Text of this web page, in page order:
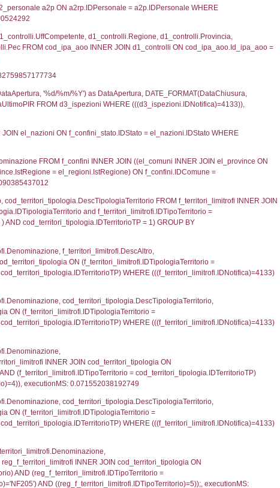
`userlevelid` = -2, executionMS:
`userlevels`, executionMS:
WHERE `userlevelid` = -2, executionMS:
FROM `userlevelpermissions` WHERE
as localita, el_prov.citta AS provincia,
JOIN infostabilimento i ON i.CodiceUnivoco =
0.00370192527771
as ComuneST, el_province.citta as
el_regioni_1.Regione as RegioneSL FROM
ON a1_stabilimento.ProvinciaStab =
AS el_comuni_1 ON a1_stabilimento.IstComuneSL
LEFT JOIN el_regioni AS
a2_ruolipersonale a2rp INNER JOIN
executionMS: 0.0036258697509766
a2_ruolipersonale a2rp INNER JOIN
executionMS: 0.002485990524292
d1_controlli.UntAmmTerr,
d1_controlli.Email, d1_controlli.Pec
executionMS: 0.022853851318359